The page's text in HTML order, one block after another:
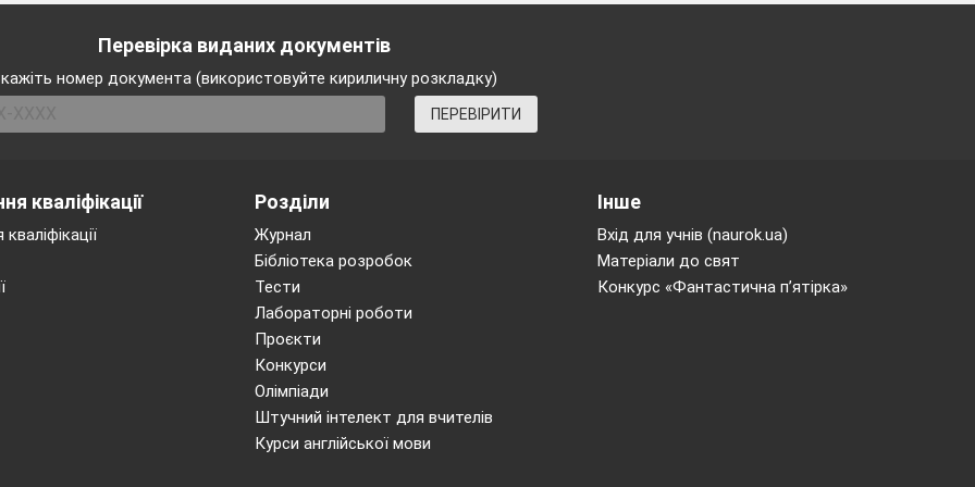
Перевірка виданих документів
номер документа (використовуйте кириличну розкладку)
ПЕРЕВІРИТИ
кваліфікації Розділи
Журнал
Бібліотека розробок
Тести
Лабораторні роботи
Проєкти
Конкурси
Олімпіади
Штучний інтелект для вчителів
Курси англійської мови
Інше
Вхід для учнів (naurok.ua)
Матеріали до свят
Конкурс «Фантастична п’ятірка»